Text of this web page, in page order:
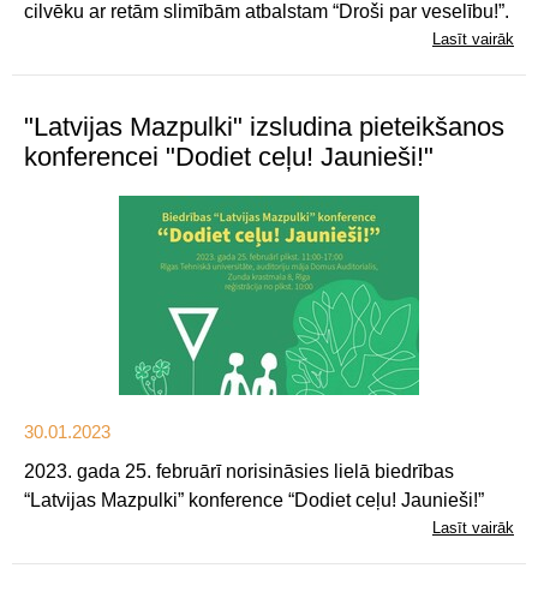
cilvēku ar retām slimībām atbalstam “Droši par veselību!”.
Lasīt vairāk
"Latvijas Mazpulki" izsludina pieteikšanos
konferencei "Dodiet ceļu! Jaunieši!"
30.01.2023
2023. gada 25. februārī norisināsies lielā biedrības
“Latvijas Mazpulki” konference “Dodiet ceļu! Jaunieši!”
Lasīt vairāk